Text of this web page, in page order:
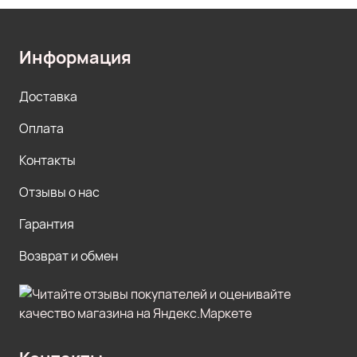
Информация
Доставка
Оплата
Контакты
Отзывы о нас
Гарантия
Возврат и обмен